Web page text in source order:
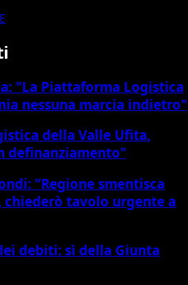
"La Piattaforma Logistica
nessuna marcia indietro"
della Valle Ufita,
definanziamento"
"Regione smentisca
tavolo urgente a
debiti: sì della Giunta